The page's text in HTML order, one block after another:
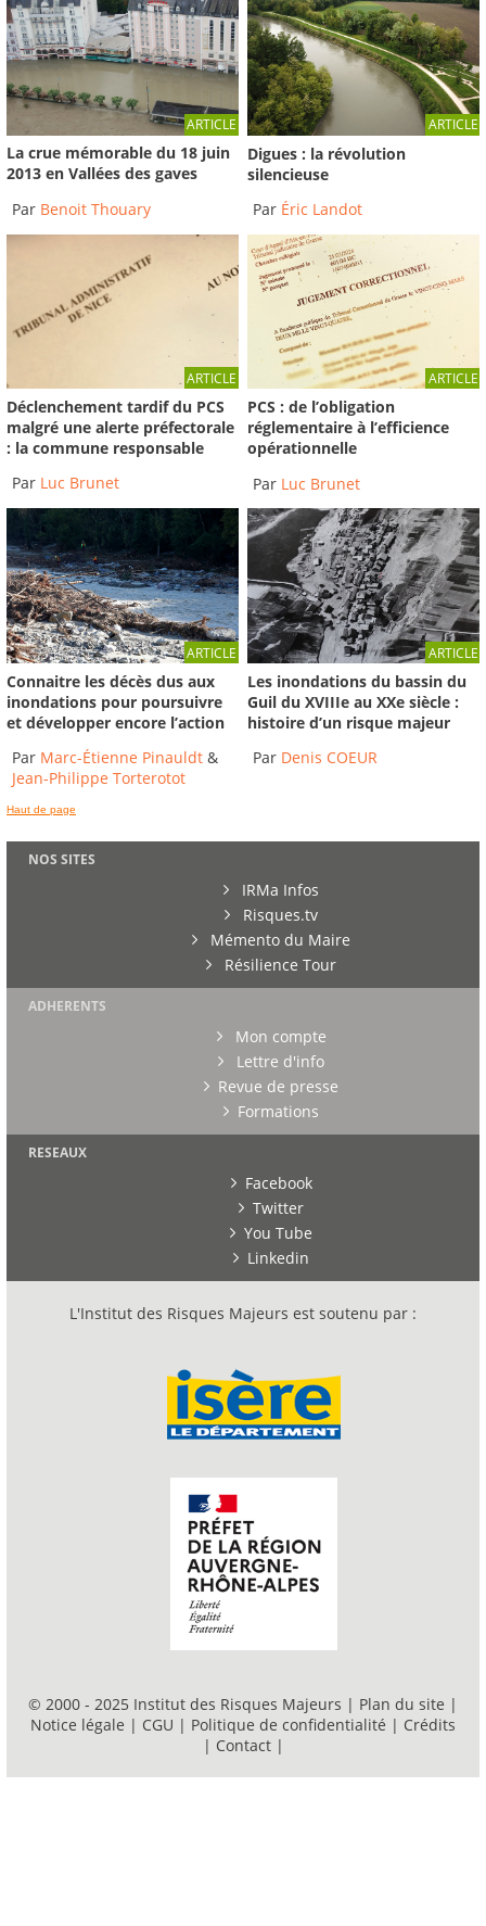
ARTICLE
La crue mémorable du 18 juin
2013 en Vallées des gaves
Par Benoit Thouary
ARTICLE
Digues : la révolution
silencieuse
Par Éric Landot
ARTICLE
Déclenchement tardif du PCS
malgré une alerte préfectorale
: la commune responsable
Par Luc Brunet
ARTICLE
PCS : de l’obligation
réglementaire à l’efficience
opérationnelle
Par Luc Brunet
ARTICLE
Connaitre les décès dus aux
inondations pour poursuivre
et développer encore l’action
Par Marc-Étienne Pinauldt &
Jean-Philippe Torterotot
ARTICLE
Les inondations du bassin du
Guil du XVIIIe au XXe siècle :
histoire d’un risque majeur
Par Denis COEUR
Haut de page
NOS SITES
IRMa Infos
Risques.tv
Mémento du Maire
Résilience Tour
ADHERENTS
Mon compte
Lettre d'info
Revue de presse
Formations
RESEAUX
Facebook
Twitter
You Tube
Linkedin
L'Institut des Risques Majeurs est soutenu par :
© 2000 - 2025 Institut des Risques Majeurs | Plan du site |
Notice légale | CGU | Politique de confidentialité | Crédits
| Contact |